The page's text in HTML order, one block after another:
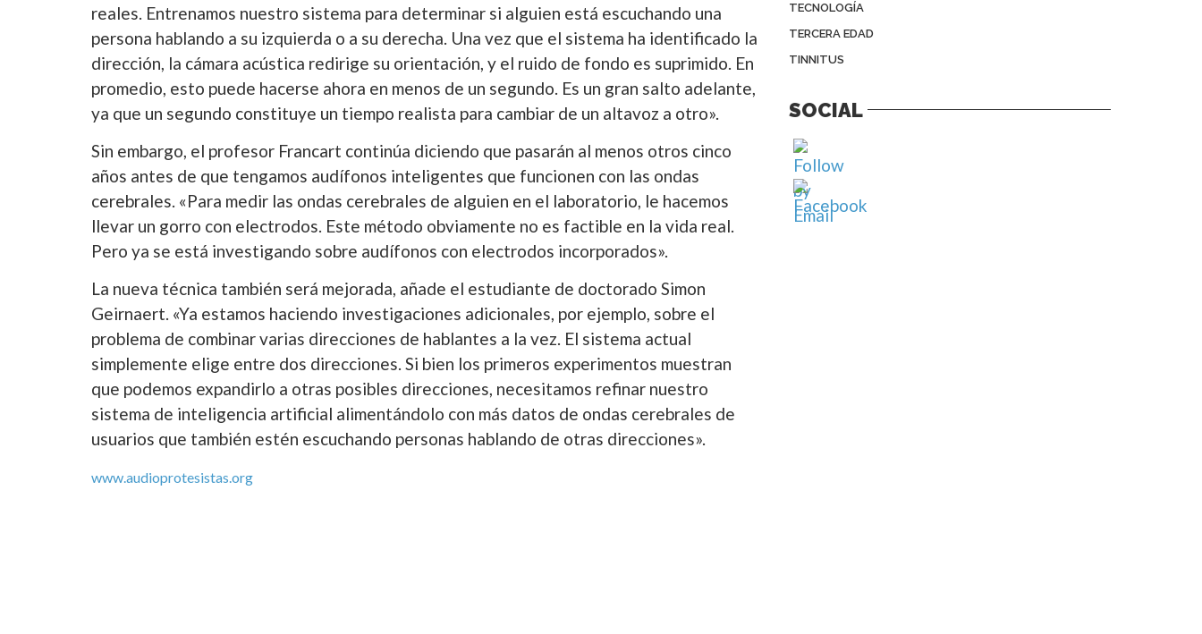
reales. Entrenamos nuestro sistema para determinar si alguien está escuchando una
persona hablando a su izquierda o a su derecha. Una vez que el sistema ha identificado la
dirección, la cámara acústica redirige su orientación, y el ruido de fondo es suprimido. En
promedio, esto puede hacerse ahora en menos de un segundo. Es un gran salto adelante,
ya que un segundo constituye un tiempo realista para cambiar de un altavoz a otro».
Sin embargo, el profesor Francart continúa diciendo que pasarán al menos otros cinco
años antes de que tengamos audífonos inteligentes que funcionen con las ondas
cerebrales. «Para medir las ondas cerebrales de alguien en el laboratorio, le hacemos
llevar un gorro con electrodos. Este método obviamente no es factible en la vida real.
Pero ya se está investigando sobre audífonos con electrodos incorporados».
La nueva técnica también será mejorada, añade el estudiante de doctorado Simon
Geirnaert. «Ya estamos haciendo investigaciones adicionales, por ejemplo, sobre el
problema de combinar varias direcciones de hablantes a la vez. El sistema actual
simplemente elige entre dos direcciones. Si bien los primeros experimentos muestran
que podemos expandirlo a otras posibles direcciones, necesitamos refinar nuestro
sistema de inteligencia artificial alimentándolo con más datos de ondas cerebrales de
usuarios que también estén escuchando personas hablando de otras direcciones».
www.audioprotesistas.org
TECNOLOGÍA
TERCERA EDAD
TINNITUS
SOCIAL